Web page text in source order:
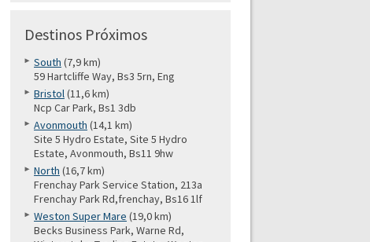
Destinos Próximos
South (7,9 km)
59 Hartcliffe Way, Bs3 5rn, Eng
Bristol(11,6 km)
Ncp Car Park, Bs1 3db
Avonmouth (14,1 km)
Site 5 Hydro Estate, Site 5 Hydro
Estate, Avonmouth, Bs11 9hw
North (16,7 km)
Frenchay Park Service Station, 213a
Frenchay Park Rd,frenchay, Bs16 1lf
Weston Super Mare (19,0 km)
Becks Business Park, Warne Rd,